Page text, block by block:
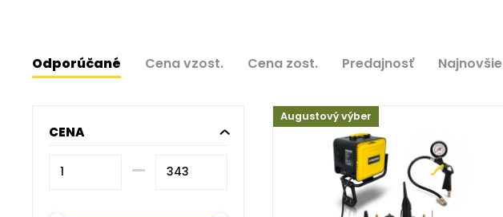
Odporúčané Cena vzost. Cena zost. Predajnosť Najnovšie
CENA
–⁠
Augustový výber